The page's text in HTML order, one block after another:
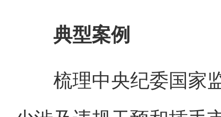
典型案例
梳理中央纪委国家监